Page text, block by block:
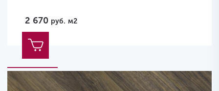
2 670 руб. м2